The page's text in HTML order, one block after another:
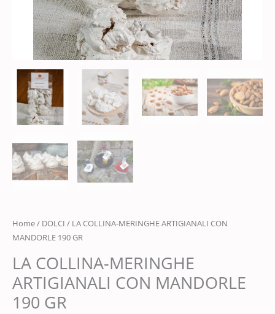
Home/ DOLCI / LA COLLINA-MERINGHE ARTIGIANALI CON
MANDORLE 190 GR
LA COLLINA-MERINGHE
ARTIGIANALI CON MANDORLE
190 GR